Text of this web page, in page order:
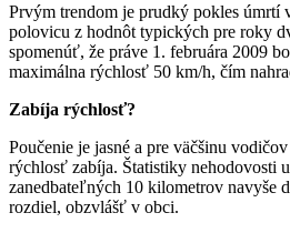
Prvým trendom je prudký pokles úmrtí
polovicu z hodnôt typických pre roky
spomenúť, že práve 1. februára 2009
maximálna rýchlosť 50 km/h, čím
Zabíja rýchlosť?
Poučenie je jasné a pre väčšinu
rýchlosť zabíja. Štatistiky nehodovosti
zanedbateľných 10 kilometrov navyše
rozdiel, obzvlášť v obci.